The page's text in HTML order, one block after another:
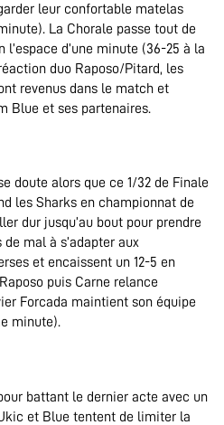
leur confortable matelas
La Chorale passe tout de
d’une minute (36-25 à la
duo Raposo/Pitard, les
revenus dans le match et
Blue et ses partenaires.
doute alors que ce 1/32 de Finale
les Sharks en championnat de
dur jusqu’au bout pour prendre
mal à s’adapter aux
et encaissent un 12-5 en
puis Carne relance
Forcada maintient son équipe
minute).
battant le dernier acte avec un
et Blue tentent de limiter la